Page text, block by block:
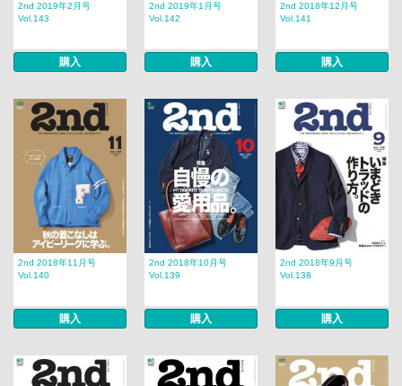
2nd 2019年2月号
Vol.143
購入
2nd 2019年1月号
Vol.142
購入
2nd 2018年12月号
Vol.141
購入
2nd 2018年11月号
Vol.140
購入
2nd 2018年10月号
Vol.139
購入
2nd 2018年9月号
Vol.138
購入